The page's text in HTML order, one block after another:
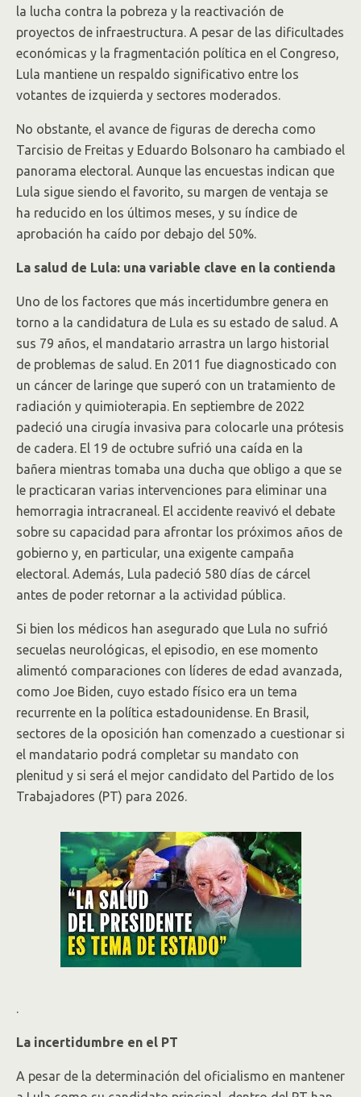
la lucha contra la pobreza y la reactivación de
proyectos de infraestructura. A pesar de las dificultades
económicas y la fragmentación política en el Congreso,
Lula mantiene un respaldo significativo entre los
votantes de izquierda y sectores moderados.
No obstante, el avance de figuras de derecha como
Tarcisio de Freitas y Eduardo Bolsonaro ha cambiado el
panorama electoral. Aunque las encuestas indican que
Lula sigue siendo el favorito, su margen de ventaja se
ha reducido en los últimos meses, y su índice de
aprobación ha caído por debajo del 50%.
La salud de Lula: una variable clave en la contienda
Uno de los factores que más incertidumbre genera en
torno a la candidatura de Lula es su estado de salud. A
sus 79 años, el mandatario arrastra un largo historial
de problemas de salud. En 2011 fue diagnosticado con
un cáncer de laringe que superó con un tratamiento de
radiación y quimioterapia. En septiembre de 2022
padeció una cirugía invasiva para colocarle una prótesis
de cadera. El 19 de octubre sufrió una caída en la
bañera mientras tomaba una ducha que obligo a que se
le practicaran varias intervenciones para eliminar una
hemorragia intracraneal. El accidente reavivó el debate
sobre su capacidad para afrontar los próximos años de
gobierno y, en particular, una exigente campaña
electoral. Además, Lula padeció 580 días de cárcel
antes de poder retornar a la actividad pública.
Si bien los médicos han asegurado que Lula no sufrió
secuelas neurológicas, el episodio, en ese momento
alimentó comparaciones con líderes de edad avanzada,
como Joe Biden, cuyo estado físico era un tema
recurrente en la política estadounidense. En Brasil,
sectores de la oposición han comenzado a cuestionar si
el mandatario podrá completar su mandato con
plenitud y si será el mejor candidato del Partido de los
Trabajadores (PT) para 2026.
.
La incertidumbre en el PT
A pesar de la determinación del oficialismo en mantener